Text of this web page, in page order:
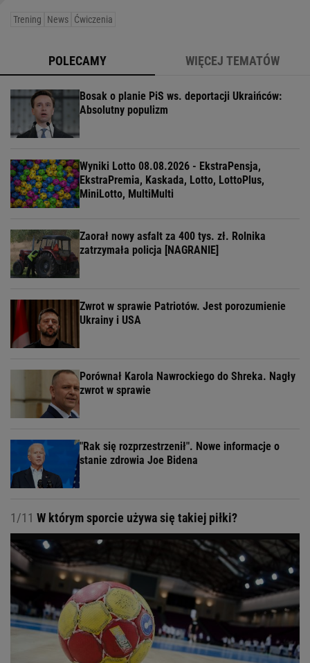
Trening News Ćwiczenia
POLECAMY WIĘCEJ TEMATÓW
Bosak o planie PiS ws. deportacji Ukraińców:
Absolutny populizm
Wyniki Lotto 08.08.2026 - EkstraPensja,
EkstraPremia, Kaskada, Lotto, LottoPlus,
MiniLotto, MultiMulti
Zaorał nowy asfalt za 400 tys. zł. Rolnika
zatrzymała policja [NAGRANIE]
Zwrot w sprawie Patriotów. Jest porozumienie
Ukrainy i USA
Porównał Karola Nawrockiego do Shreka. Nagły
zwrot w sprawie
"Rak się rozprzestrzenił". Nowe informacje o
stanie zdrowia Joe Bidena
1/11 W którym sporcie używa się takiej piłki?